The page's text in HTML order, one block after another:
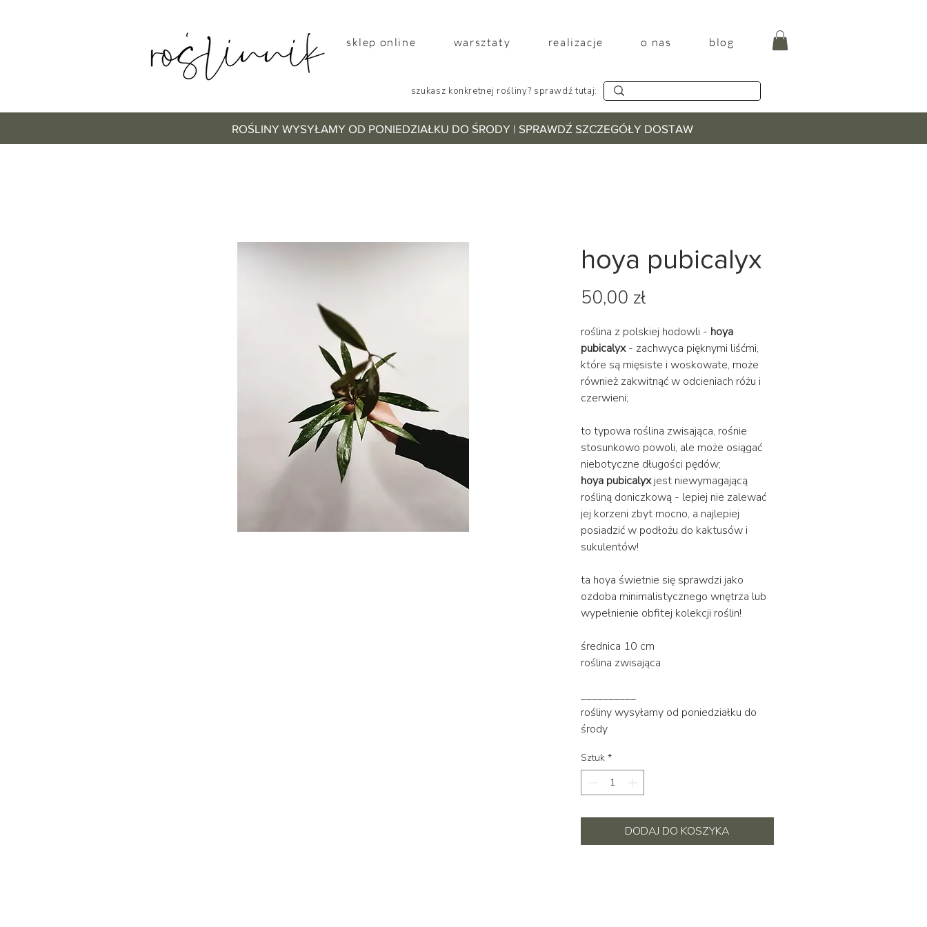
sklep online warsztaty realizacje o nas blog
szukasz konkretnej rośliny? sprawdź tutaj:
ROŚLINY WYSYŁAMY OD PONIEDZIAŁKU DO ŚRODY | SPRAWDŹ SZCZEGÓŁY DOSTAW
hoya pubicalyx
50,00 złCena
roślina z polskiej hodowli - hoya
pubicalyx- zachwyca pięknymi liśćmi,
które są mięsiste i woskowate, może
również zakwitnąć w odcieniach różu i
czerwieni;
to typowa roślina zwisająca, rośnie
stosunkowo powoli, ale może osiągać
niebotyczne długości pędów;
hoya pubicalyxjest niewymagającą
rośliną doniczkową - lepiej nie zalewać
jej korzeni zbyt mocno, a najlepiej
posiadzić w podłożu do kaktusów i
sukulentów!
ta hoya świetnie się sprawdzi jako
ozdoba minimalistycznego wnętrza lub
wypełnienie obfitej kolekcji roślin!
średnica 10 cm
roślina zwisająca
__________
rośliny wysyłamy od poniedziałku do
środy
Sztuk *
DODAJ DO KOSZYKA